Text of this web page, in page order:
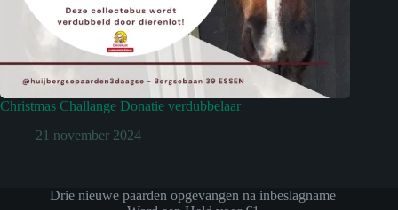
Christmas Challange Donatie verdubbelaar
21 november 2024
Drie nieuwe paarden opgevangen na inbeslagname